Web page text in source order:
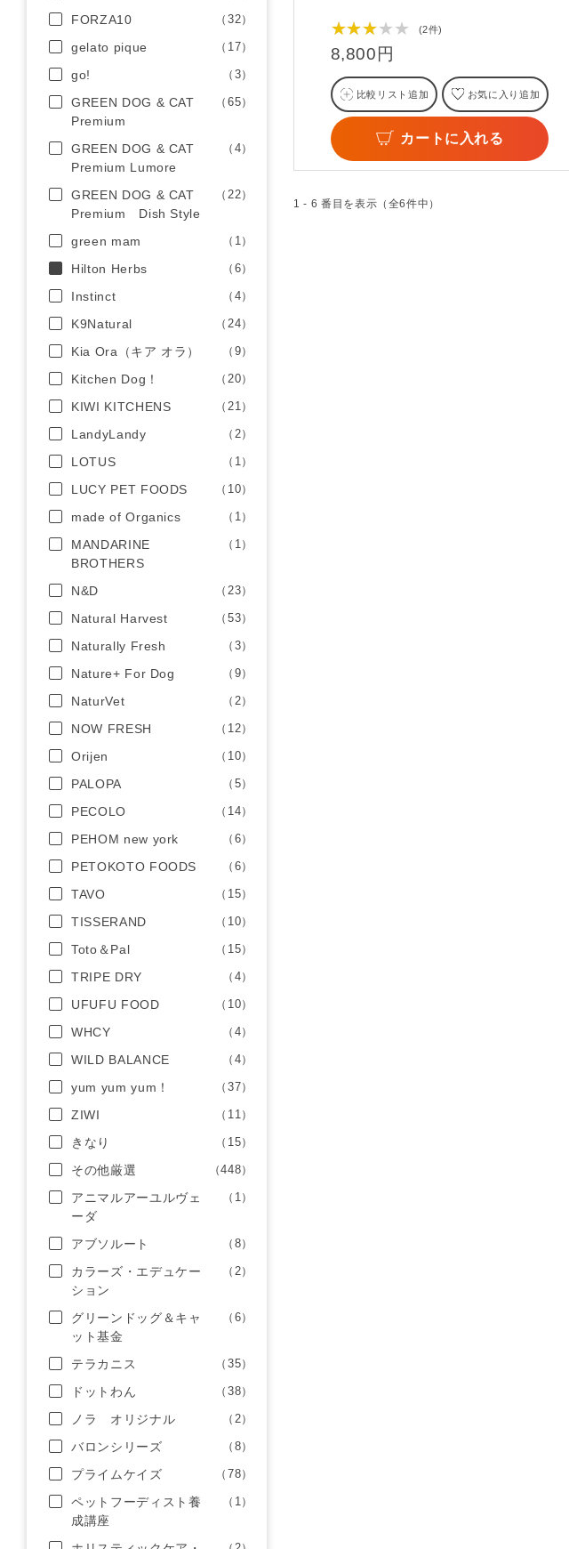
★★★★★ (2件)
8,800円
比較リスト追加 お気に入り追加
カートに入れる
1 - 6 番目を表示（全6件中）
FORZA10 （32）
gelato pique （17）
go! （3）
GREEN DOG & CAT
Premium
（65）
GREEN DOG & CAT
Premium Lumore
（4）
GREEN DOG & CAT
Premium Dish Style
（22）
green mam （1）
Hilton Herbs （6）
Instinct （4）
K9Natural （24）
Kia Ora（キア オラ） （9）
Kitchen Dog！ （20）
KIWI KITCHENS （21）
LandyLandy （2）
LOTUS （1）
LUCY PET FOODS （10）
made of Organics （1）
MANDARINE
BROTHERS
（1）
N&D （23）
Natural Harvest （53）
Naturally Fresh （3）
Nature+ For Dog （9）
NaturVet （2）
NOW FRESH （12）
Orijen （10）
PALOPA （5）
PECOLO （14）
PEHOM new york （6）
PETOKOTO FOODS （6）
TAVO （15）
TISSERAND （10）
Toto＆Pal （15）
TRIPE DRY （4）
UFUFU FOOD （10）
WHCY （4）
WILD BALANCE （4）
yum yum yum！ （37）
ZIWI （11）
きなり （15）
その他厳選 （448）
アニマルアーユルヴェ
ーダ
（1）
アブソルート （8）
カラーズ・エデュケー
ション
（2）
グリーンドッグ＆キャ
ット基金
（6）
テラカニス （35）
ドットわん （38）
ノラ オリジナル （2）
バロンシリーズ （8）
プライムケイズ （78）
ペットフーディスト養
成講座
（1）